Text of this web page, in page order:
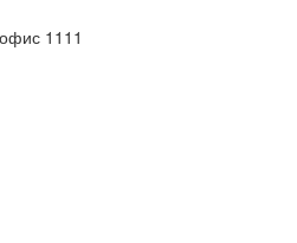
офис 1111